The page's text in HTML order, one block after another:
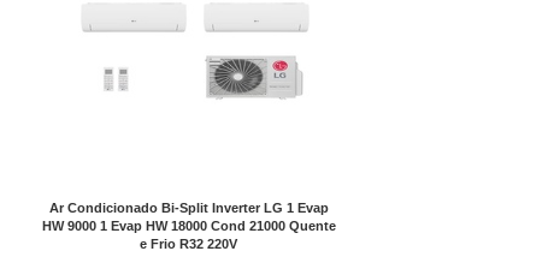
Ar Condicionado Bi-Split Inverter LG 1 Evap
HW 9000 1 Evap HW 18000 Cond 21000 Quente
e Frio R32 220V